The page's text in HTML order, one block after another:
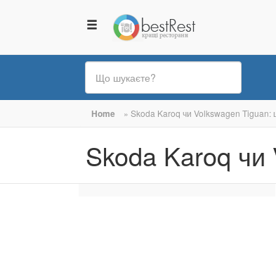
Ви
є
тут
Home » Skoda Karoq чи Volkswagen
Skoda Karoq